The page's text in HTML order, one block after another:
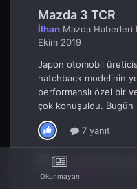
Mazda 3 TCR
İlhan Mazda Haberleri
Ekim 2019
Japon otomobil
hatchback modelinin
performanslı özel bir
çok konuşuldu.
7 yanıt
TARAFINDAN
Burak
Okunmayan